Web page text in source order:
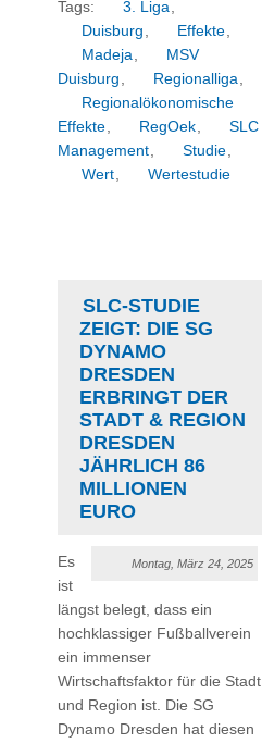
Tags: 3. Liga,
Duisburg , Effekte,
Madeja,
MSV
Duisburg , Regionalliga,
Regionalökonomische
Effekte, RegOek,
SLC
Management, Studie,
Wert, Wertestudie
SLC-STUDIE
ZEIGT: DIE SG
DYNAMO
DRESDEN
ERBRINGT DER
STADT & REGION
DRESDEN
JÄHRLICH 86
MILLIONEN
EURO
Montag, März 24, 2025
Es
ist
längst belegt, dass ein
hochklassiger Fußballverein
ein immenser
Wirtschaftsfaktor für die Stadt
und Region ist. Die SG
Dynamo Dresden hat diesen